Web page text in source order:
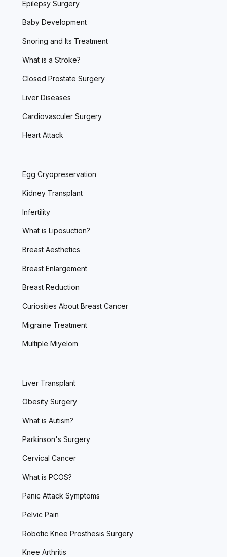
Epilepsy Surgery
Baby Development
Snoring and Its Treatment
What is a Stroke?
Closed Prostate Surgery
Liver Diseases
Cardiovasculer Surgery
Heart Attack
Egg Cryopreservation
Kidney Transplant
Infertility
What is Liposuction?
Breast Aesthetics
Breast Enlargement
Breast Reduction
Curiosities About Breast Cancer
Migraine Treatment
Multiple Miyelom
Liver Transplant
Obesity Surgery
What is Autism?
Parkinson's Surgery
Cervical Cancer
What is PCOS?
Panic Attack Symptoms
Pelvic Pain
Robotic Knee Prosthesis Surgery
Knee Arthritis